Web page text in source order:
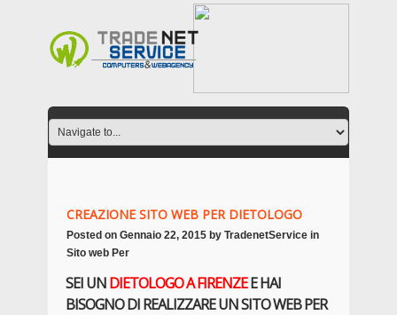
CREAZIONE SITO WEB PER DIETOLOGO
Posted on Gennaio 22, 2015 by TradenetService in
Sito web Per
SEI UNDIETOLOGOA FIRENZEE HAI
BISOGNO DI REALIZZARE UN SITO WEB PER